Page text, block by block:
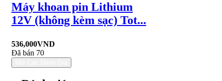
Máy khoan pin Lithium
12V (không kèm sạc) Tot...
536,000VND
Đã bán 70